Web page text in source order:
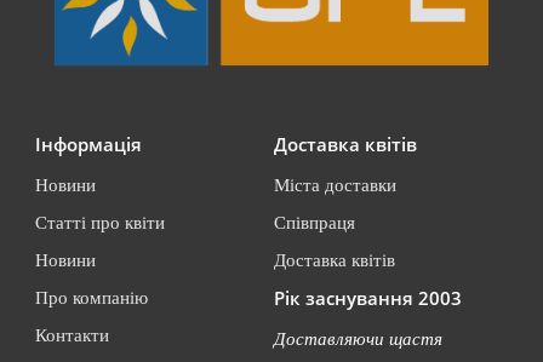
Інформація
Новини
Статті про квіти
Новини
Про компанію
Контакти
Доставка квітів
Міста доставки
Співпраця
Доставка квітів
Рік заснування 2003
Доставляючи щастя